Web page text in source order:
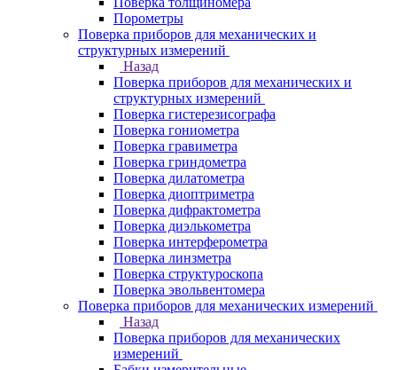
Порометры
Поверка приборов для механических и
структурных измерений
Назад
Поверка приборов для механических и
структурных измерений
Поверка гистерезисографа
Поверка гониометра
Поверка гравиметра
Поверка гриндометра
Поверка дилатометра
Поверка диоптриметра
Поверка дифрактометра
Поверка диэлькометра
Поверка интерферометра
Поверка линзметра
Поверка структуроскопа
Поверка эвольвентомера
Поверка приборов для механических измерений
Назад
Поверка приборов для механических
измерений